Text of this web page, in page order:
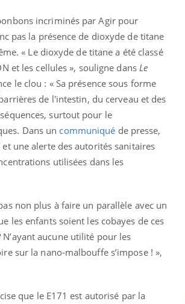
incriminés par Agir pour
pas la présence de dioxyde de titane
« Le dioxyde de titane a été classé
et les cellules », souligne dans Le
le clou : « Sa présence sous forme
de l'intestin, du cerveau et des
surtout pour le
Dans un communiqué de presse,
et une alerte des autorités sanitaires
utilisées dans les
non plus à faire un parallèle avec un
les enfants soient les cobayes de ces
aucune utilité pour les
sur la nano-malbouffe s’impose ! »,
que le E171 est autorisé par la
Youtube
Carence en fer : comprendre pour
prévenir Youtube
Fatigue, irritabilité, brouillard mental ou
même alopécie… Les symptômes de la
carence en fer sont multiples ce qui la rend